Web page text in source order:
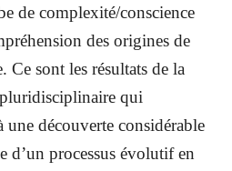
de complexité/conscience
des origines de
Ce sont les résultats de la
qui
une découverte considérable
d’un processus évolutif en